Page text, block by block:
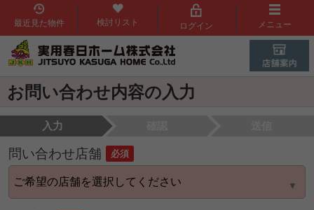
最近見た物件 検討リスト ログイン メニュー
お問い合わせ内容の入力
入力
問い合わせ店舗 必須